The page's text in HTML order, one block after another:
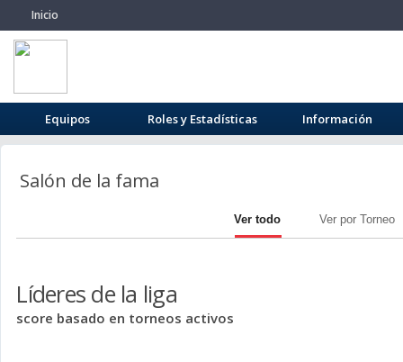
Inicio
Equipos Roles y Estadísticas Información
Salón de la fama
Ver todo Ver por Torneo
Líderes de la liga
score basado en torneos activos